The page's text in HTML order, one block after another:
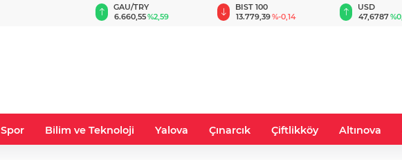
BIST 100
13.779,39%-0,14
USD
47,6787%0,18
EUR
55,1254
Spor Bilim ve Teknoloji Yalova Çınarcık Çiftlikköy Altınova